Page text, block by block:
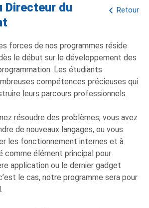
Retour
Directeur du
forces de nos programmes réside
le début sur le développement des
Les étudiants
compétences précieuses qui
leurs parcours professionnels.
résoudre des problèmes, vous avez
de nouveaux langages, ou vous
les fonctionnement internes et à
comme élément principal pour
application ou le dernier gadget
le cas, notre programme sera pour